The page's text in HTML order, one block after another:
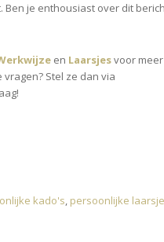
je enthousiast over dit
en Laarsjesvoor meer
vragen? Stel ze dan via
kado's, persoonlijke